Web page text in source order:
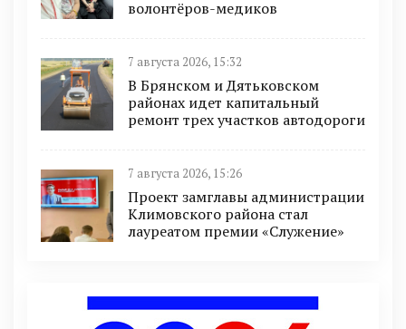
волонтёров-медиков
7 августа 2026, 15:32
В Брянском и Дятьковском
районах идет капитальный
ремонт трех участков автодороги
7 августа 2026, 15:26
Проект замглавы администрации
Климовского района стал
лауреатом премии «Служение»